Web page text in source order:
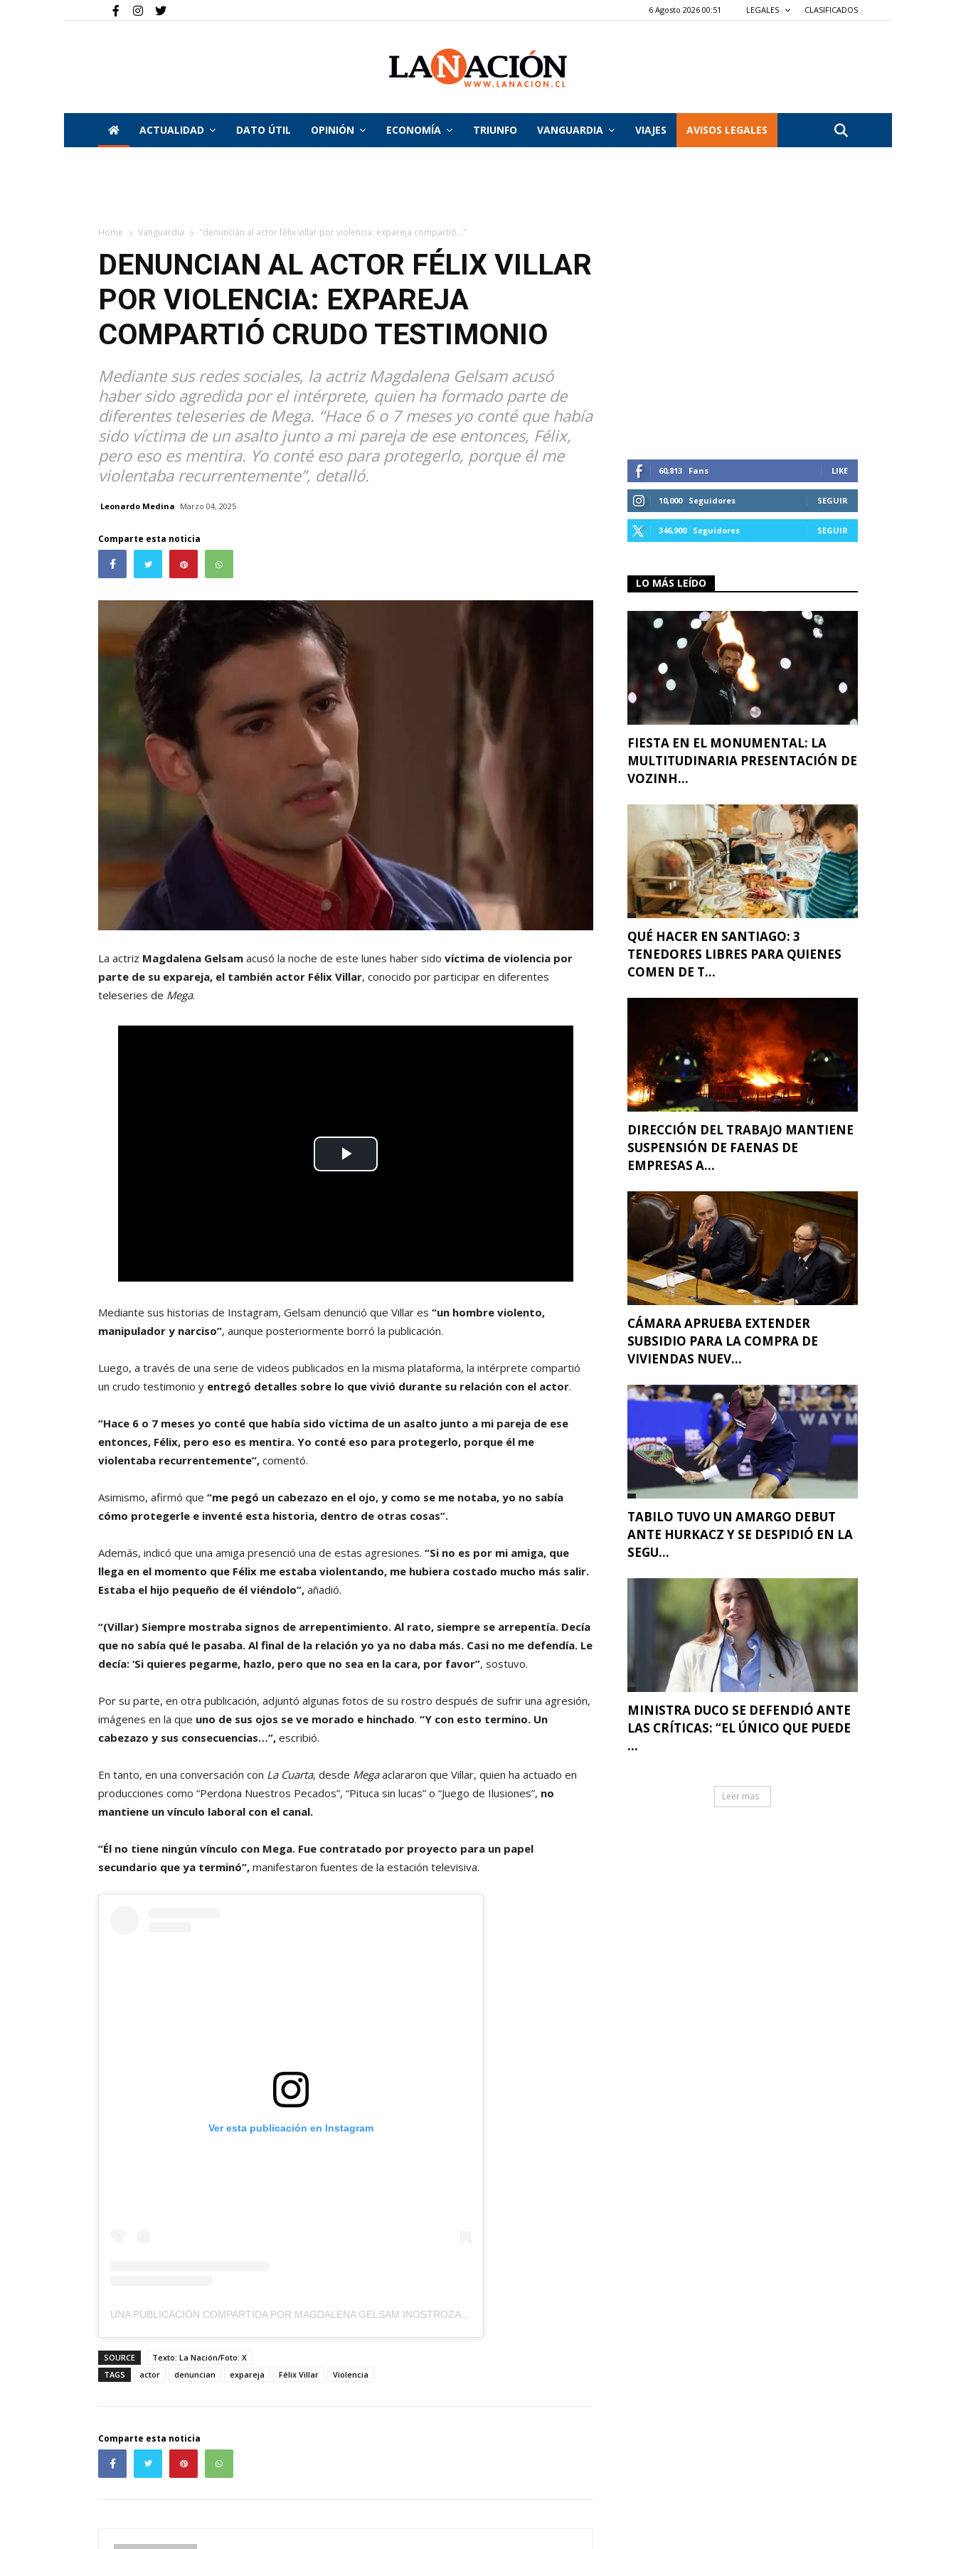
6 Agosto 2026 00:51 LEGALES CLASIFICADOS
La
ACTUALIDAD DATO ÚTIL OPINIÓN ECONOMÍA TRIUNFO VANGUARDIA VIAJES AVISOS LEGALES
Home Vanguardia "denuncian al actor félix villar por violencia: expareja compartió..."
DENUNCIAN AL ACTOR FÉLIX VILLAR
POR VIOLENCIA: EXPAREJA
COMPARTIÓ CRUDO TESTIMONIO
Mediante sus redes sociales, la actriz Magdalena Gelsam acusó
haber sido agredida por el intérprete, quien ha formado parte de
diferentes teleseries de Mega. “Hace 6 o 7 meses yo conté que había
sido víctima de un asalto junto a mi pareja de ese entonces, Félix,
pero eso es mentira. Yo conté eso para protegerlo, porque él me
violentaba recurrentemente”, detalló.
Leonardo Medina Marzo 04, 2025
Comparte esta noticia
La actriz Magdalena Gelsam acusó la noche de este lunes haber sido víctima de violencia por
parte de su expareja, el también actor Félix Villar, conocido por participar en diferentes
teleseries de Mega.
Mediante sus historias de Instagram, Gelsam denunció que Villar es “un hombre violento,
manipulador y narciso”, aunque posteriormente borró la publicación.
Luego, a través de una serie de videos publicados en la misma plataforma, la intérprete compartió
un crudo testimonio y entregó detalles sobre lo que vivió durante su relación con el actor.
“Hace 6 o 7 meses yo conté que había sido víctima de un asalto junto a mi pareja de ese
entonces, Félix, pero eso es mentira. Yo conté eso para protegerlo, porque él me
violentaba recurrentemente”, comentó.
Asimismo, afirmó que “me pegó un cabezazo en el ojo, y como se me notaba, yo no sabía
cómo protegerle e inventé esta historia, dentro de otras cosas”.
Además, indicó que una amiga presenció una de estas agresiones. “Si no es por mi amiga, que
llega en el momento que Félix me estaba violentando, me hubiera costado mucho más salir.
Estaba el hijo pequeño de él viéndolo”, añadió.
“(Villar) Siempre mostraba signos de arrepentimiento. Al rato, siempre se arrepentía. Decía
que no sabía qué le pasaba. Al final de la relación yo ya no daba más. Casi no me defendía. Le
decía: ‘Si quieres pegarme, hazlo, pero que no sea en la cara, por favor”, sostuvo.
Por su parte, en otra publicación, adjuntó algunas fotos de su rostro después de sufrir una agresión,
imágenes en la que uno de sus ojos se ve morado e hinchado. “Y con esto termino. Un
cabezazo y sus consecuencias…”, escribió.
En tanto, en una conversación con La Cuarta, desde Megaaclararon que Villar, quien ha actuado en
producciones como “Perdona Nuestros Pecados”, “Pituca sin lucas” o “Juego de Ilusiones”, no
mantiene un vínculo laboral con el canal.
“Él no tiene ningún vínculo con Mega. Fue contratado por proyecto para un papel
secundario que ya terminó”, manifestaron fuentes de la estación televisiva.
Ver esta publicación en Instagram
UNA PUBLICACIÓN COMPARTIDA POR MAGDALENA GELSAM INOSTROZA (@MAGDALENAGELSAM)
SOURCE
Texto: La Nación/Foto: X
TAGS
actor denuncian expareja Félix Villar Violencia
Comparte esta noticia
60,813 Fans LIKE
10,000 Seguidores SEGUIR
346,900 Seguidores SEGUIR
LO MÁS LEÍDO
FIESTA EN EL MONUMENTAL: LA
MULTITUDINARIA PRESENTACIÓN DE
VOZINH...
QUÉ HACER EN SANTIAGO: 3
TENEDORES LIBRES PARA QUIENES
COMEN DE T...
DIRECCIÓN DEL TRABAJO MANTIENE
SUSPENSIÓN DE FAENAS DE
EMPRESAS A...
CÁMARA APRUEBA EXTENDER
SUBSIDIO PARA LA COMPRA DE
VIVIENDAS NUEV...
TABILO TUVO UN AMARGO DEBUT
ANTE HURKACZ Y SE DESPIDIÓ EN LA
SEGU...
MINISTRA DUCO SE DEFENDIÓ ANTE
LAS CRÍTICAS: “EL ÚNICO QUE PUEDE
...
Leer mas